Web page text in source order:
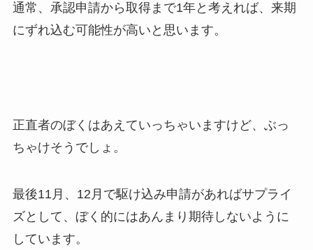
通常、承認申請から取得まで1年と考えれば、来期
にずれ込む可能性が高いと思います。
正直者のぼくはあえていっちゃいますけど、ぶっ
ちゃけそうでしょ。
最後11月、12月で駆け込み申請があればサプライ
ズとして、ぼく的にはあんまり期待しないように
しています。